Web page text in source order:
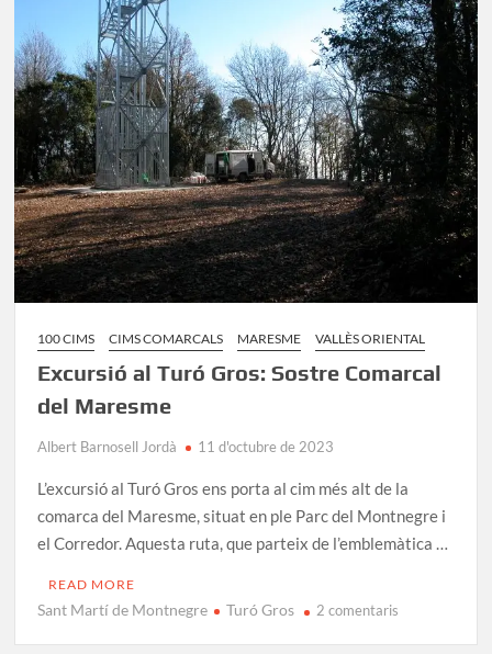
de
Mar:
Ruta
pel
litoral
del
Maresme
100 CIMS CIMS COMARCALS MARESME VALLÈS ORIENTAL
Excursió al Turó Gros: Sostre Comarcal
del Maresme
Albert Barnosell Jordà 11 d'octubre de 2023
L’excursió al Turó Gros ens porta al cim més alt de la
comarca del Maresme, situat en ple Parc del Montnegre i
el Corredor. Aquesta ruta, que parteix de l’emblemàtica …
READ MORE
Sant Martí de Montnegre Turó Gros 2 comentaris